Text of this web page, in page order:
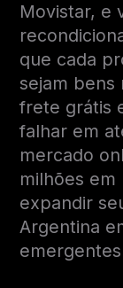
Movistar, e
que cada
sejam bens
frete grátis
falhar em
mercado
milhões em
expandir
Argentina